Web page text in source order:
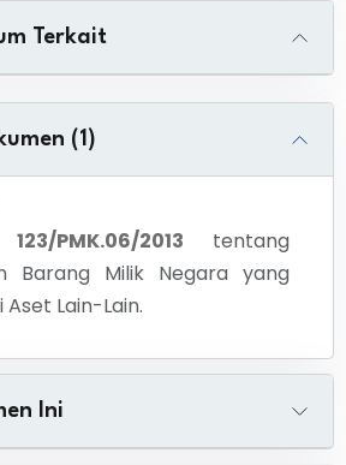
Terkait
(1)
123/PMK.06/2013
tentang
Barang Milik Negara yang
Lain-Lain.
Ini